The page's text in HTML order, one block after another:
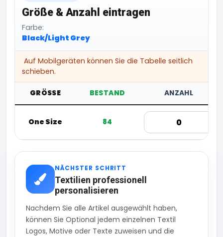
Größe & Anzahl eintragen
Farbe:
Black/Light Grey
Auf Mobilgeräten können Sie die Tabelle seitlich
schieben.
GRÖSSE BESTAND ANZAHL
One Size 84
NÄCHSTER SCHRITT
Textilien professionell
personalisieren
Nachdem Sie alle Artikel ausgewählt haben,
können Sie Optional jedem einzelnen Textil
Logos, Motive oder Texte zuweisen und die